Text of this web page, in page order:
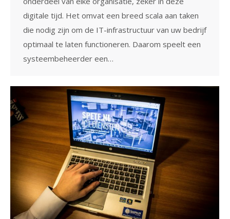
digitale tijd. Het omvat een breed scala aan taken
die nodig zijn om de IT-infrastructuur van uw bedrijf
optimaal te laten functioneren. Daarom speelt een
systeembeheerder een…